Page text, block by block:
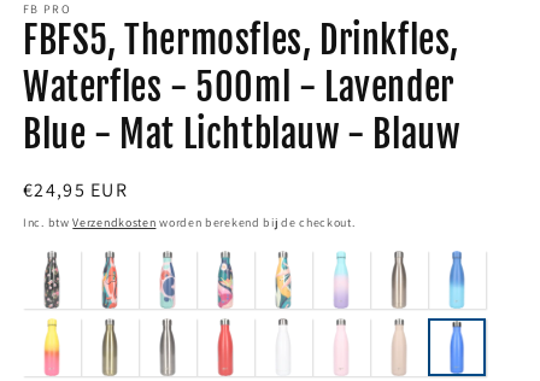
in
modaal
FB PRO
FBFS5, Thermosfles, Drinkfles,
Waterfles - 500ml - Lavender
Blue - Mat Lichtblauw - Blauw
Normale
prijs
€24,95 EUR
Inc. btwVerzendkosten worden berekend bij de checkout.